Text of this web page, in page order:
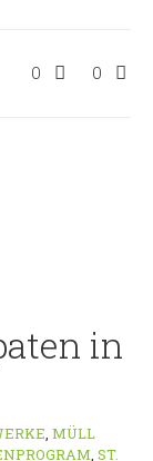
0 0
in
, MÜLL
, ST.